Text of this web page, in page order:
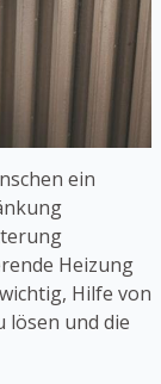
ein
Heizung
Hilfe von
lösen und die